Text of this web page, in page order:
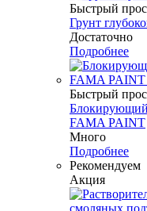
Быстрый
Грунт
Достаточно
Подробнее
Быстрый
Блокирующий
FAMA PAINT
Много
Подробнее
Рекомендуем
Акция